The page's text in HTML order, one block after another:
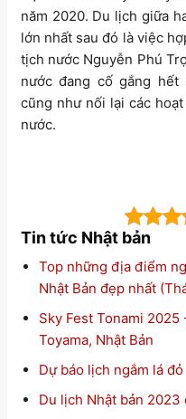
năm 2020. Du lịch giữa
lớn nhất sau đó là việc
tịch nước Nguyễn Phú
nước đang cố gắng
cũng như nối lại các
nước.
Tin tức Nhật bản
Top những địa điểm
Nhật Bản đẹp nhất
Sky Fest Tonami
Toyama, Nhật Bản
Dự báo lịch ngắm lá
Du lịch Nhật bản 2023